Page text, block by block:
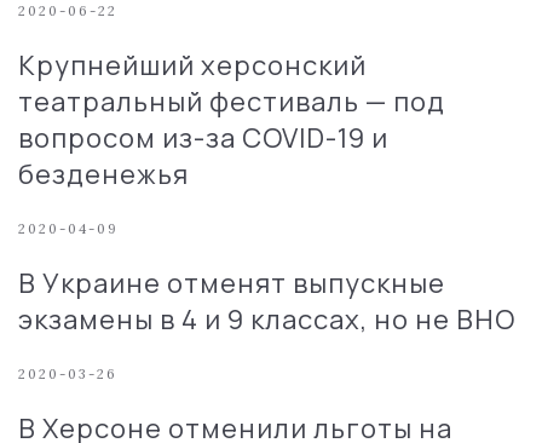
2020-06-22
Крупнейший херсонский
театральный фестиваль — под
вопросом из-за COVID-19 и
безденежья
2020-04-09
В Украине отменят выпускные
экзамены в 4 и 9 классах, но не ВНО
2020-03-26
В Херсоне отменили льготы на